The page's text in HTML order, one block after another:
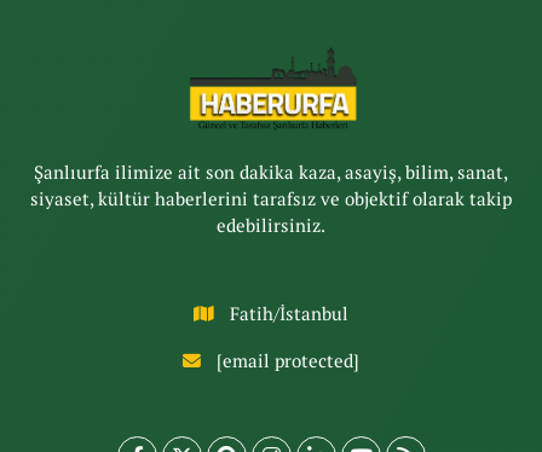
Şanlıurfa ilimize ait son dakika kaza, asayiş, bilim, sanat,
siyaset, kültür haberlerini tarafsız ve objektif olarak takip
edebilirsiniz.
Fatih/İstanbul
[email protected]